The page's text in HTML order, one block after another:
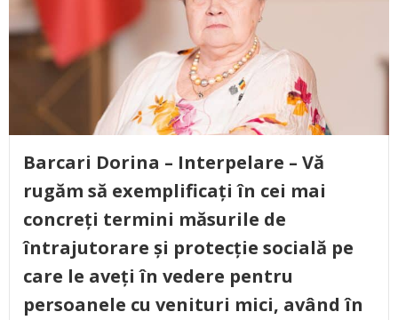
Barcari Dorina – Interpelare – Vă
rugăm să exemplificați în cei mai
concreți termini măsurile de
întrajutorare și protecție socială pe
care le aveți în vedere pentru
persoanele cu venituri mici, având în